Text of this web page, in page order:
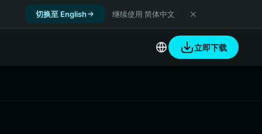
切换至 English 继续使用 简体中文
立即下载